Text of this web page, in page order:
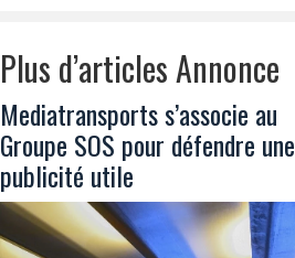
Plus d’articles Annonce
Mediatransports s’associe au
Groupe SOS pour défendre une
publicité utile